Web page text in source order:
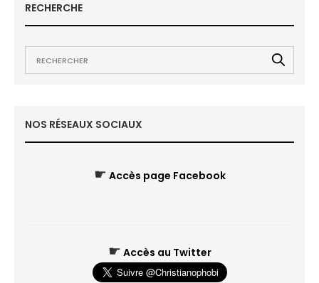
RECHERCHE
NOS RÉSEAUX SOCIAUX
☛ Accès page Facebook
☛ Accès au Twitter